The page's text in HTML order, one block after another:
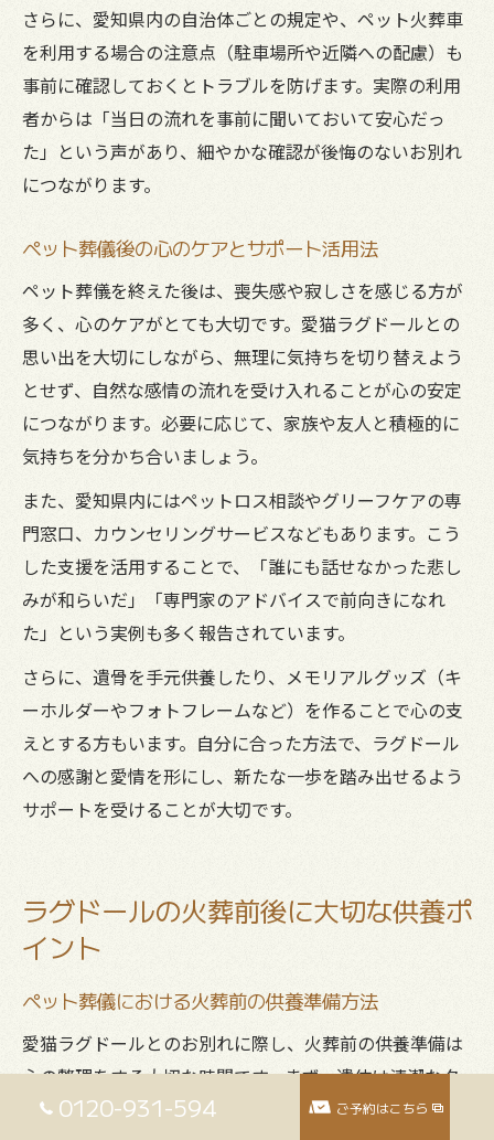
さらに、愛知県内の自治体ごとの規定や、ペット火葬車
を利用する場合の注意点（駐車場所や近隣への配慮）も
事前に確認しておくとトラブルを防げます。実際の利用
者からは「当日の流れを事前に聞いておいて安心だっ
た」という声があり、細やかな確認が後悔のないお別れ
につながります。
ペット葬儀後の心のケアとサポート活用法
ペット葬儀を終えた後は、喪失感や寂しさを感じる方が
多く、心のケアがとても大切です。愛猫ラグドールとの
思い出を大切にしながら、無理に気持ちを切り替えよう
とせず、自然な感情の流れを受け入れることが心の安定
につながります。必要に応じて、家族や友人と積極的に
気持ちを分かち合いましょう。
また、愛知県内にはペットロス相談やグリーフケアの専
門窓口、カウンセリングサービスなどもあります。こう
した支援を活用することで、「誰にも話せなかった悲し
みが和らいだ」「専門家のアドバイスで前向きになれ
た」という実例も多く報告されています。
さらに、遺骨を手元供養したり、メモリアルグッズ（キ
ーホルダーやフォトフレームなど）を作ることで心の支
えとする方もいます。自分に合った方法で、ラグドール
への感謝と愛情を形にし、新たな一歩を踏み出せるよう
サポートを受けることが大切です。
ラグドールの火葬前後に大切な供養ポ
イント
ペット葬儀における火葬前の供養準備方法
愛猫ラグドールとのお別れに際し、火葬前の供養準備は
心の整理をする大切な時間です。まず、遺体は清潔なタ
オルや毛布で包み、涼しい場所で安置します。保冷剤を
0120-931-594 ご予約はこちら